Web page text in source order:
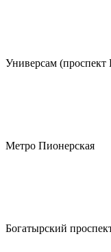
Универсам (проспект
Метро Пионерская
Богатырский